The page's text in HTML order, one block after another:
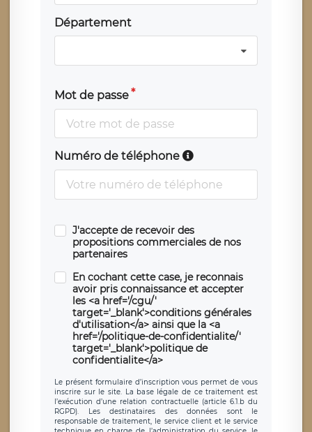
Département
Mot de passe
Numéro de téléphone
J'accepte de recevoir des
propositions commerciales de nos
partenaires
En cochant cette case, je reconnais
avoir pris connaissance et accepter
les <a href='/cgu/'
target='_blank'>conditions générales
d'utilisation</a> ainsi que la <a
href='/politique-de-confidentialite/'
target='_blank'>politique de
confidentialite</a>
Le présent formulaire d’inscription vous permet de vous
inscrire sur le site. La base légale de ce traitement est
l’exécution d’une relation contractuelle (article 6.1.b du
RGPD). Les destinataires des données sont le
responsable de traitement, le service client et le service